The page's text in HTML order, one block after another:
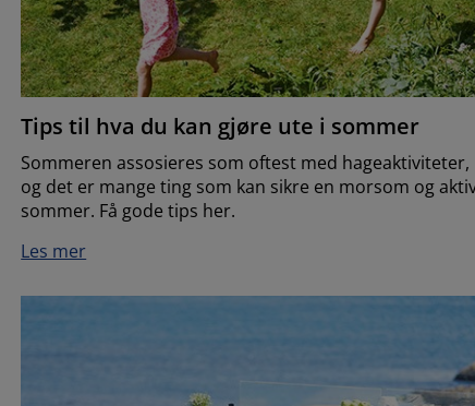
Tips til hva du kan gjøre ute i sommer
Sommeren assosieres som oftest med hageaktiviteter,
og det er mange ting som kan sikre en morsom og
sommer. Få gode tips her.
Les mer